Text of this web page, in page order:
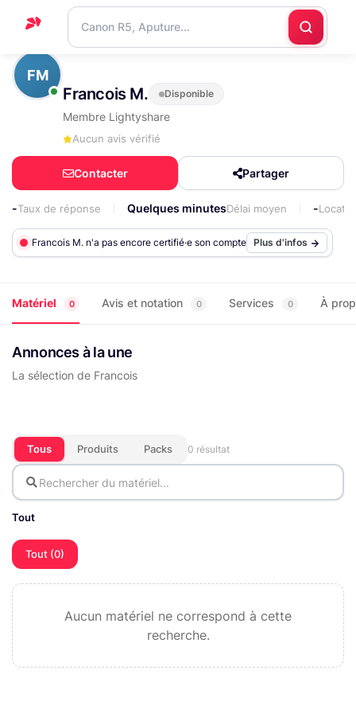
Accueil
Support
Nous
contacter
FM
Francois M. Disponible
Membre Lightyshare
Aucun avis vérifié
Contacter Partager
-Taux de réponse Quelques minutesDélai moyen -
Francois M. n'a pas encore certifié·e son compte Plus d'infos
Matériel 0 Avis et notation 0 Services 0 À
Annonces à la une
La sélection de Francois
Tous Produits Packs 0 résultat
Tout
Tout (0)
Aucun matériel ne correspond à cette
recherche.